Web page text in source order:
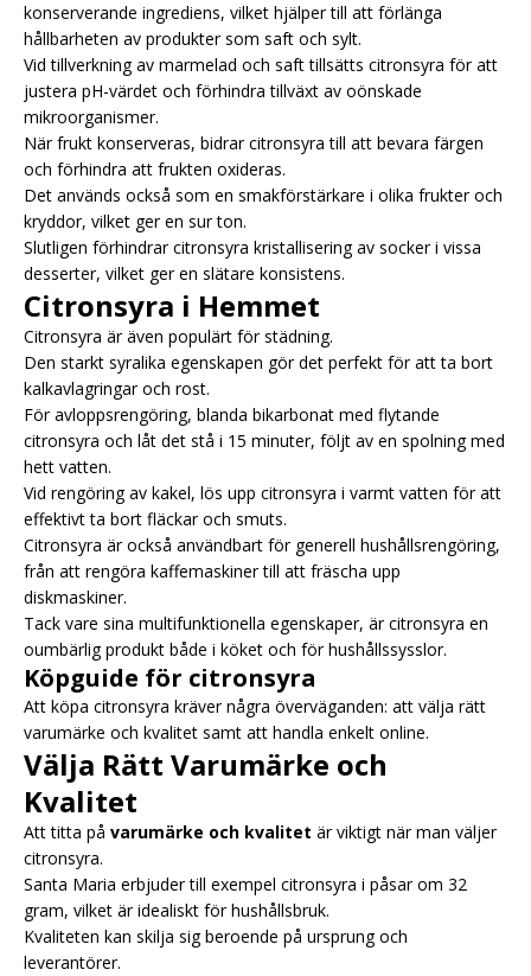
konserverande ingrediens, vilket hjälper till att förlänga
hållbarheten av produkter som saft och sylt.
Vid tillverkning av marmelad och saft tillsätts citronsyra för att
justera pH-värdet och förhindra tillväxt av oönskade
mikroorganismer.
När frukt konserveras, bidrar citronsyra till att bevara färgen
och förhindra att frukten oxideras.
Det används också som en smakförstärkare i olika frukter och
kryddor, vilket ger en sur ton.
Slutligen förhindrar citronsyra kristallisering av socker i vissa
desserter, vilket ger en slätare konsistens.
Citronsyra i Hemmet
Citronsyra är även populärt för städning.
Den starkt syralika egenskapen gör det perfekt för att ta bort
kalkavlagringar och rost.
För avloppsrengöring, blanda bikarbonat med flytande
citronsyra och låt det stå i 15 minuter, följt av en spolning med
hett vatten.
Vid rengöring av kakel, lös upp citronsyra i varmt vatten för att
effektivt ta bort fläckar och smuts.
Citronsyra är också användbart för generell hushållsrengöring,
från att rengöra kaffemaskiner till att fräscha upp
diskmaskiner.
Tack vare sina multifunktionella egenskaper, är citronsyra en
oumbärlig produkt både i köket och för hushållssysslor.
Köpguide för citronsyra
Att köpa citronsyra kräver några överväganden: att välja rätt
varumärke och kvalitet samt att handla enkelt online.
Välja Rätt Varumärke och
Kvalitet
Att titta på varumärke och kvalitet är viktigt när man väljer
citronsyra.
Santa Maria erbjuder till exempel citronsyra i påsar om 32
gram, vilket är idealiskt för hushållsbruk.
Kvaliteten kan skilja sig beroende på ursprung och
leverantörer.